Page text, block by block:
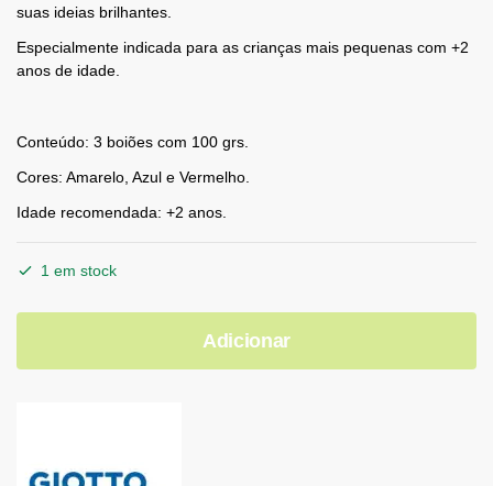
suas ideias brilhantes.
Especialmente indicada para as crianças mais pequenas com +2
anos de idade.
Conteúdo: 3 boiões com 100 grs.
Cores: Amarelo, Azul e Vermelho.
Idade recomendada: +2 anos.
1 em stock
Adicionar